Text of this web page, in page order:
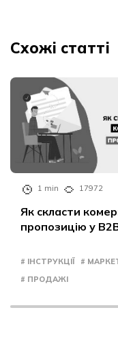
Схожі статті
1 min 17972
Як скласти
пропозицію у
# ІНСТРУКЦІЇ
#
# ПРОДАЖІ